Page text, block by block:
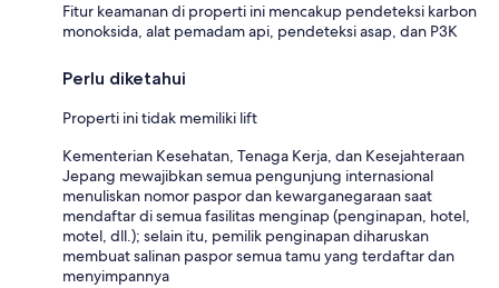
Fitur keamanan di properti ini mencakup pendeteksi karbon
monoksida, alat pemadam api, pendeteksi asap, dan P3K
Perlu diketahui
Properti ini tidak memiliki lift
Kementerian Kesehatan, Tenaga Kerja, dan Kesejahteraan
Jepang mewajibkan semua pengunjung internasional
menuliskan nomor paspor dan kewarganegaraan saat
mendaftar di semua fasilitas menginap (penginapan, hotel,
motel, dll.); selain itu, pemilik penginapan diharuskan
membuat salinan paspor semua tamu yang terdaftar dan
menyimpannya